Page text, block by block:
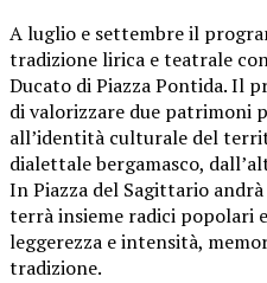
A luglio e settembre il
tradizione lirica e teatrale
Ducato di Piazza Pontida. Il
di valorizzare due patrimoni
all’identità culturale del
dialettale bergamasco,
In Piazza del Sagittario
terrà insieme radici popolari
leggerezza e intensità,
tradizione.